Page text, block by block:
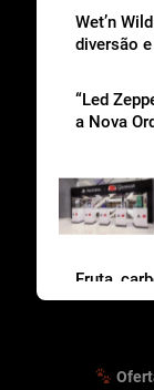
Wet’n
diversão
“Led
a Nova
Fruta,
da